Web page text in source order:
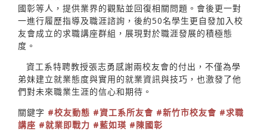
國彰等人，提供業界的觀點並回復相關問題。會後更一對
一進行履歷指導及職涯諮詢，後約50名學生更自發加入校
友會成立的求職講座群組，展現對於職涯發展的積極態
度。
資工系特聘教授張志勇感謝兩校友會的付出，不僅為學
弟妹建立就業態度與實用的就業資訊與技巧，也激發了他
們對未來職業生涯的信心和期待。
關鍵字 #校友動態 #資工系所友會 #新竹市校友會 #求職
講座 #就業即戰力 #藍如瑛 #陳國彰